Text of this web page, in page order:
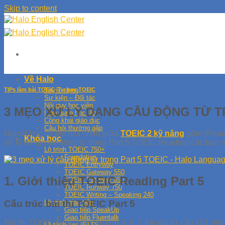
Skip to content
Về Halo
Tuyển dụng
Sự kiện – Đối tác
Nội quy học viên
Ứng dụng học tập
Công khai giáo dục
Câu hỏi thường gặp
Khóa học
Lộ trình TOEIC 750+
Foundation
TOEIC Entryway
TOEIC Gateway 550
TOEIC Pathway 650
TOEIC Runway 750
TOEIC Writing – Speaking 240
Lộ trình giao tiếp
Giao tiếp SpeakUp
Giao tiếp Fluentalk
TIPs làm bài TOEIC,Tự học TOEIC
3 MẸO XỬ LÝ DẠNG CÂU ĐỘNG TỪ
Người học có thể lựa chọn giữa TOEIC 2 kỹ năng gồm
xử lý dạng câu động từ trong Part 5 TOEIC Reading các bạn
1. Giới thiệu TOEIC Reading Part 5
Cấu trúc bài thi TOEIC Part 5
Bài thi TOEIC Reading gồm part 5, 6, 7 trải dài từ câu 101